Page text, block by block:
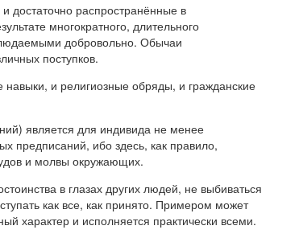
достаточно распространённые в
многократного, длительного
добровольно. Обычаи
поступков.
навыки, и религиозные обряды, и гражданские
является для индивида не менее
предписаний, ибо здесь, как правило,
и молвы окружающих.
в глазах других людей, не выбиваться
как все, как принято. Примером может
характер и исполняется практически всеми.